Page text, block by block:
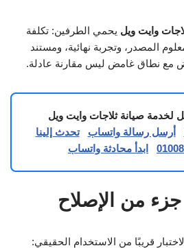
وايت ويل يحمي الطرفين: تكلفة
المصدر، وتجربة نهائية، ومستند
مع نطاق غامض ليس مقارنة عادلة.
لخدمة صيانة ثلاجات وايت ويل
أرسل رسالة واتساب
تحدث إلينا
ابدأ محادثة واتساب
جزء من الإصلاح
قريبًا من الاستخدام الحقيقي: